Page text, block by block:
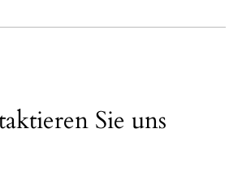
Sie uns